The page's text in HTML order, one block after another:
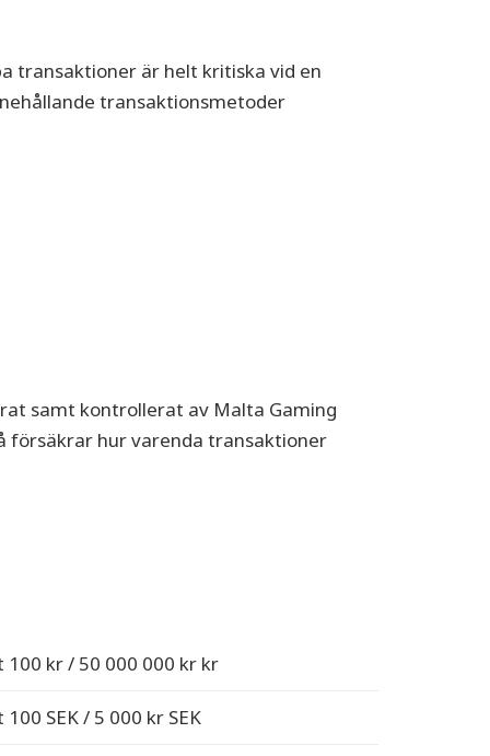
transaktioner är helt kritiska vid en
transaktionsmetoder
samt kontrollerat av Malta Gaming
försäkrar hur varenda transaktioner
100 kr / 50 000 000 kr kr
SEK / 5 000 kr SEK